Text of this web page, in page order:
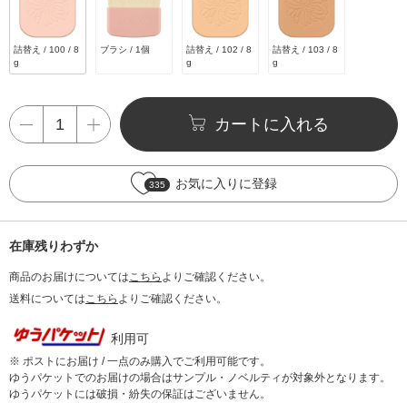
詰替え / 100 / 8
g
ブラシ / 1個
詰替え / 102 / 8
g
詰替え / 103 / 8
g
カートに入れる
335 お気に入りに登録
在庫残りわずか
商品のお届けについてはこちら よりご確認ください。
送料についてはこちら よりご確認ください。
利用可
※ ポストにお届け / 一点のみ購入でご利用可能です。
ゆうパケットでのお届けの場合はサンプル・ノベルティが対象外となります。
ゆうパケットには破損・紛失の保証はございません。